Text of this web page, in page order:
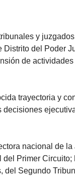
y
del Poder
de
trayectoria y
nacional de
Primer
del Segundo